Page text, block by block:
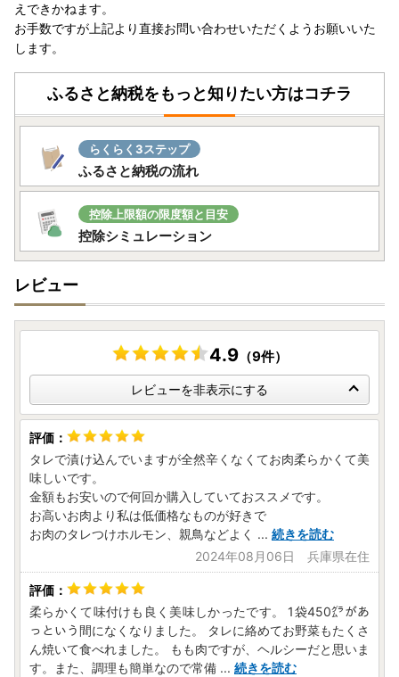
ワンストップ特例申請書は、予めご寄附者様の情報を印字し
てお送りしています。
してください）と、チェック箇所へのチェックの記入と、マ
イナンバー関係の書類を添えて、同封の返信用封筒でお送り
ください。
ワンストップ特例申請書受付書は郵送での返送はおこなって
いなく、申請時のメールアドレス宛にご連絡しています。
メールアドレスのないかたは、郵送しますのでご連絡くださ
い。
【ワンストップ特例申請書の送付先】
〒088-0396
白糠郵便局
私書箱第7号
白糠町ワンストップ特例申請専用窓口宛
※書類は注文者情報の住所にお送りします。
（書類のお届け先に別途指定があります場合は、お早めにご
連絡をお願いいたします。）
※控除の証明内容は注文者情報を記載いたします。
※お礼の品とは別に発送いたします。
※オンラインワンストップ申請履歴のある方には、ご希望を
されていても申請書はお送りしておりません。寄附金受領証
明書のみを圧着はがきでお送りしております。
※申請情報の変更をご希望の方は、ご連絡ください。
【返品の取扱条件／返品期限、返品時の送料負担】
輸送によるお礼の品の破損および発送ミスがありました場合
のみ。
梱包破損の状態で届いた場合は、配送業者までご連絡くださ
い。
えできかねます。
お手数ですが上記より直接お問い合わせいただくようお願いいた
します。
ふるさと納税をもっと知りたい方はコチラ
らくらく3ステップ
ふるさと納税の流れ
控除上限額の限度額と目安
控除シミュレーション
レビュー
4.9（9件）
レビューを非表示にする
タレで漬け込んでいますが全然辛くなくてお肉柔らかくて美
味しいです。
金額もお安いので何回か購入していておススメです。
お高いお肉より私は低価格なものが好きで
お肉のタレつけホルモン、親鳥などよく ... 続きを読む
2024年08月06日 兵庫県在住
柔らかくて味付けも良く美味しかったです。 1袋450㌘があ
っという間になくなりました。 タレに絡めてお野菜もたくさ
ん焼いて食べれました。 もも肉ですが、ヘルシーだと思いま
す。また、調理も簡単なので常備 ... 続きを読む